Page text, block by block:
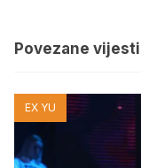
Povezane vijesti
EX YU